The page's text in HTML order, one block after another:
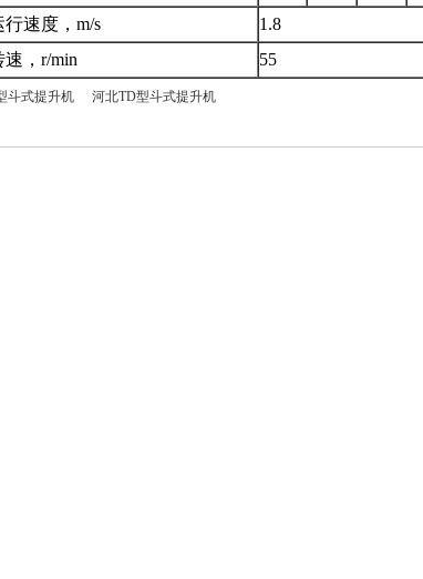
行速度，m/s
1.8
，r/min
55
斗式提升机 河北TD型斗式提升机